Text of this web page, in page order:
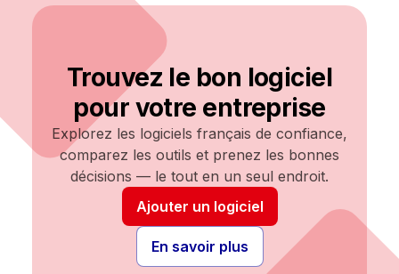
Trouvez le bon logiciel
pour votre entreprise
Explorez les logiciels français de confiance,
comparez les outils et prenez les bonnes
décisions — le tout en un seul endroit.
Ajouter un logiciel
En savoir plus